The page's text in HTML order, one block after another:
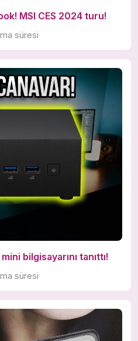
MSI CES 2024 turu!
süresi
bilgisayarını tanıttı!
süresi